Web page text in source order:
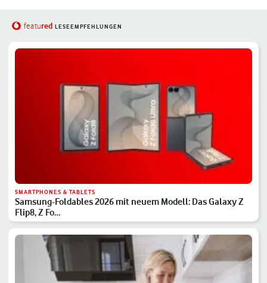
featured LESEEMPFEHLUNGEN
SMARTPHONES & TABLETS
Samsung-Foldables 2026 mit neuem Modell: Das Galaxy Z
Flip8, Z Fo…